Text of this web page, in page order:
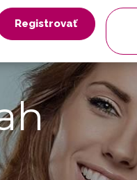
Registrovať